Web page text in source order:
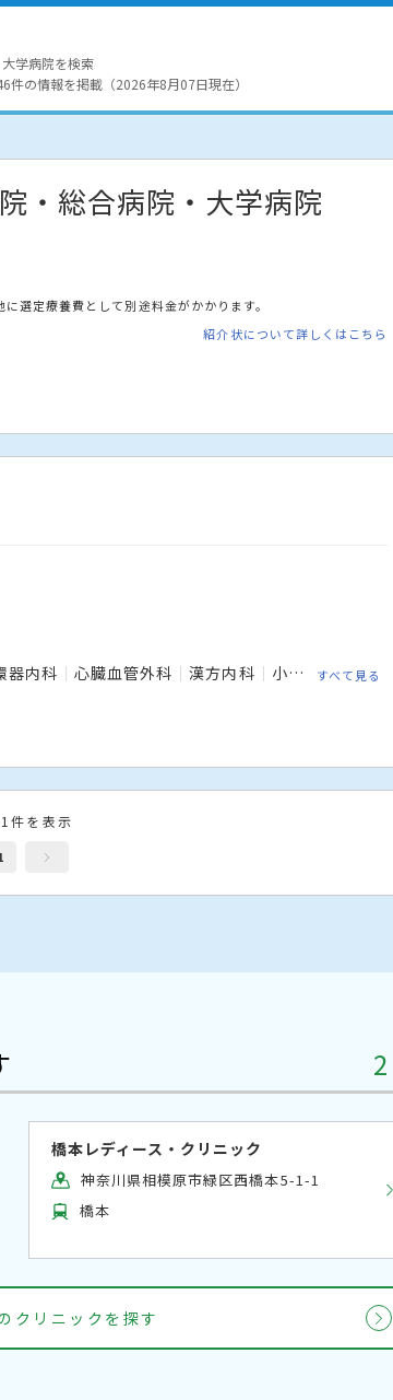
学病院を検索
の情報を掲載（2026年8月07日現在）
・総合病院・大学病院
選定療養費として別途料金がかかります。
紹介状について詳しくはこちら
器内科 心臓血管外科 漢方内科 小児科 血液内科
すべて見る
件を表示
2
橋本レディース・クリニック
神奈川県相模原市緑区西橋本5-1-1
橋本
クリニックを探す